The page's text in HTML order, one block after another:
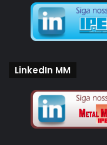
LinkedIn MM